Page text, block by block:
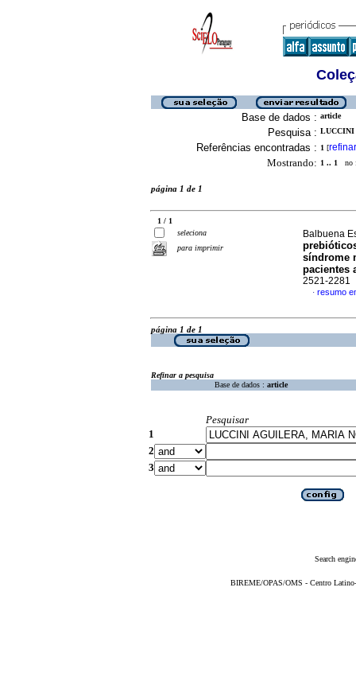
Base de dados : article
Pesquisa : LUCCINI
Referências encontradas : 1 [refinar
Mostrando: 1 .. 1 no
página 1 de 1
1 / 1
seleciona
para imprimir
Balbuena
síndrome
pacientes
2521-2281
· resumo
página 1 de 1
Refinar a pesquisa
Base de dados : article
Pesquisar
1
2
3
Search
BIREME/OPAS/OMS - Centro Latino-